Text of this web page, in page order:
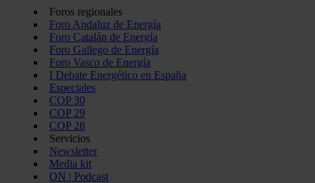
Foros regionales
Foro Andaluz de Energía
Foro Catalán de Energía
Foro Gallego de Energía
Foro Vasco de Energía
I Debate Energético en España
Especiales
COP 30
COP 29
COP 28
Servicios
Newsletter
Media kit
ON | Podcast